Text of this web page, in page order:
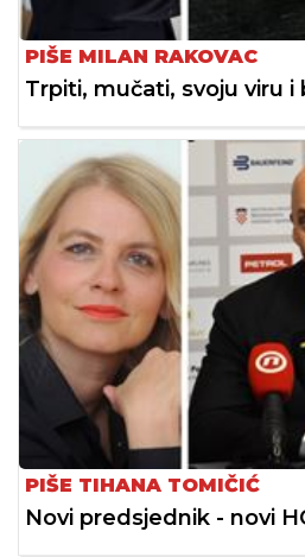
PIŠE MILAN RAKOVAC
Trpiti, mučati, svoju viru i
PIŠE TIHANA TOMIČIĆ
Novi predsjednik - novi